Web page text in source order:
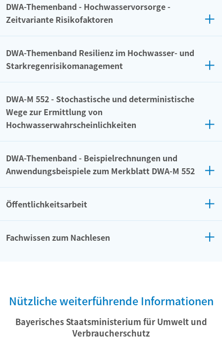
DWA-Themenband - Hochwasservorsorge -
Zeitvariante Risikofaktoren
DWA-Themenband Resilienz im Hochwasser- und
Starkregenrisikomanagement
DWA-M 552 - Stochastische und deterministische
Wege zur Ermittlung von
Hochwasserwahrscheinlichkeiten
DWA-Themenband - Beispielrechnungen und
Anwendungsbeispiele zum Merkblatt DWA-M 552
Öffentlichkeitsarbeit
Fachwissen zum Nachlesen
Nützliche weiterführende Informationen
Bayerisches Staatsministerium für Umwelt und
Verbraucherschutz